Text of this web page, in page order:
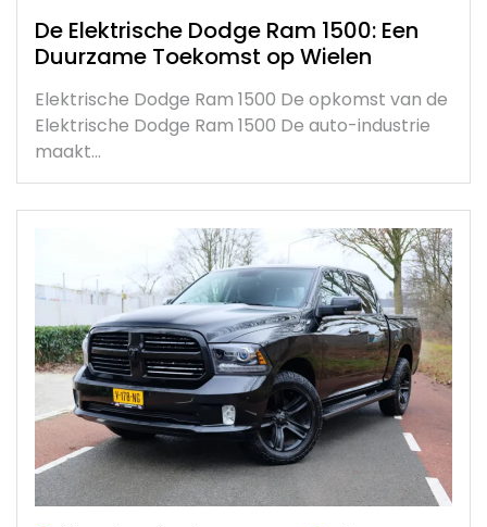
De Elektrische Dodge Ram 1500: Een
Duurzame Toekomst op Wielen
Elektrische Dodge Ram 1500 De opkomst van de
Elektrische Dodge Ram 1500 De auto-industrie
maakt…